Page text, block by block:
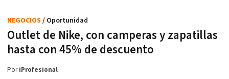
Outlet de Nike, con camperas y zapatillas
hasta con 45% de descuento
NEGOCIOS / Oportunidad
PoriProfesional